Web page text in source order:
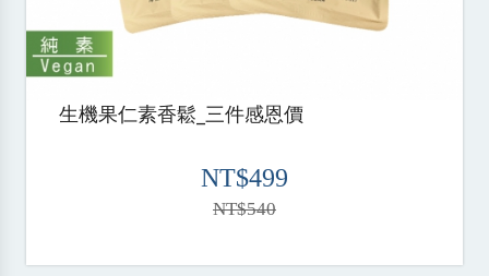
生機果仁素香鬆_三件感恩價
NT$499
NT$540